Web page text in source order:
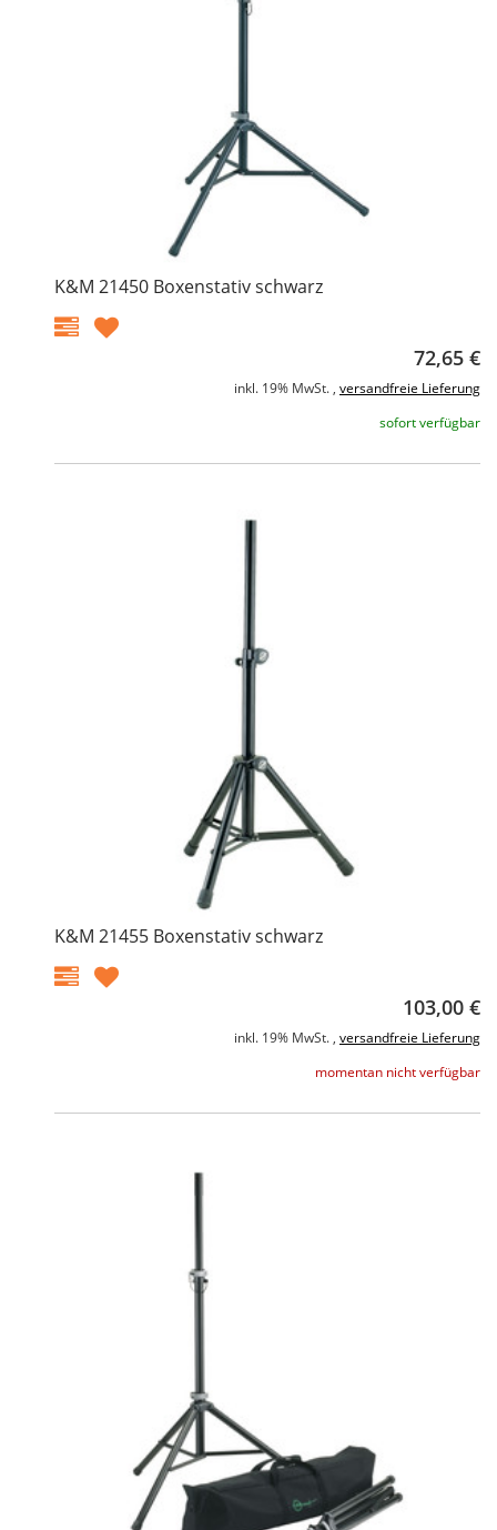
K&M 21450 Boxenstativ schwarz
72,65 €
inkl. 19% MwSt. , versandfreie Lieferung
sofort verfügbar
K&M 21455 Boxenstativ schwarz
103,00 €
inkl. 19% MwSt. , versandfreie Lieferung
momentan nicht verfügbar